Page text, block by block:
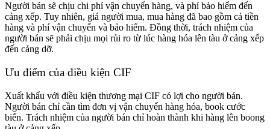
Người bán sẽ chịu chi phí vận chuyển hàng, và phí bảo hiểm đến
cảng xếp. Tuy nhiên, giá người mua, mua hàng đã bao gồm cả tiền
hàng và phí vận chuyển và bảo hiểm. Đồng thời, trách nhiệm của
người bán sẽ phải chịu mọi rủi ro từ lúc hàng hóa lên tàu ở cảng xếp
đến cảng dỡ.
Ưu điểm của điều kiện CIF
Xuất khẩu với điều kiện thương mại CIF có lợi cho người bán.
Người bán chỉ cần tìm đơn vị vận chuyển hàng hóa, book cước
biển. Trách nhiệm của người bán chỉ hoàn thành khi hàng lên boong